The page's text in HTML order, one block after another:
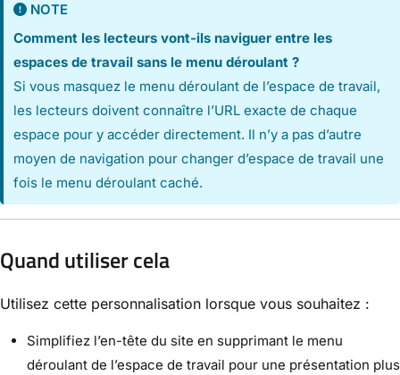
NOTE
Comment les lecteurs vont-ils naviguer entre les
espaces de travail sans le menu déroulant ?
Si vous masquez le menu déroulant de l’espace de travail,
les lecteurs doivent connaître l’URL exacte de chaque
espace pour y accéder directement. Il n’y a pas d’autre
moyen de navigation pour changer d’espace de travail une
fois le menu déroulant caché.
Quand utiliser cela
Utilisez cette personnalisation lorsque vous souhaitez :
Simplifiez l’en-tête du site en supprimant le menu
déroulant de l’espace de travail pour une présentation plus